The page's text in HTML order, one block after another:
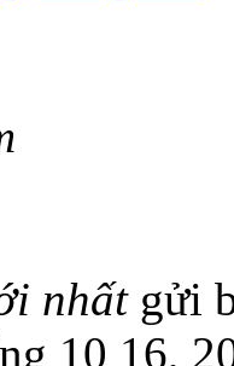
nhất gửi
10 16,